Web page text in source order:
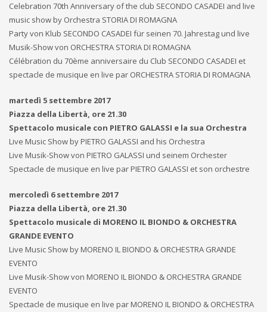
Celebration 70th Anniversary of the club SECONDO CASADEI and live
music show by Orchestra STORIA DI ROMAGNA
Party von Klub SECONDO CASADEI für seinen 70. Jahrestag und live
Musik-Show von ORCHESTRA STORIA DI ROMAGNA
Célébration du 70ème anniversaire du Club SECONDO CASADEI et
spectacle de musique en live par ORCHESTRA STORIA DI ROMAGNA
martedì 5 settembre 2017
Piazza della Libertà, ore 21.30
Spettacolo musicale con PIETRO GALASSI e la sua Orchestra
Live Music Show by PIETRO GALASSI and his Orchestra
Live Musik-Show von PIETRO GALASSI und seinem Orchester
Spectacle de musique en live par PIETRO GALASSI et son orchestre
mercoledì 6 settembre 2017
Piazza della Libertà, ore 21.30
Spettacolo musicale di MORENO IL BIONDO & ORCHESTRA
GRANDE EVENTO
Live Music Show by MORENO IL BIONDO & ORCHESTRA GRANDE
EVENTO
Live Musik-Show von MORENO IL BIONDO & ORCHESTRA GRANDE
EVENTO
Spectacle de musique en live par MORENO IL BIONDO & ORCHESTRA